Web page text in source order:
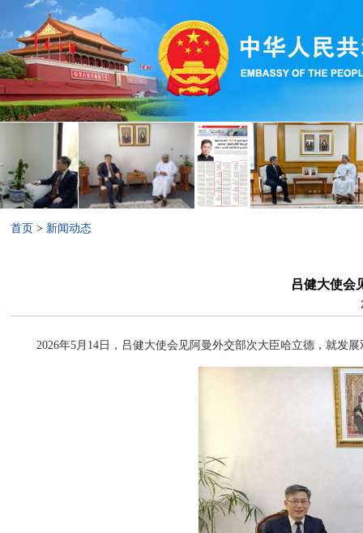
首页 > 新闻动态
吕健大使会
2026年5月14日，吕健大使会见阿曼外交部次大臣哈立德，就发